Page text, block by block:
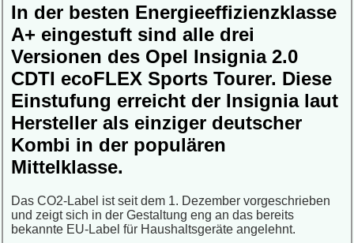
In der besten Energieeffizienzklasse
A+ eingestuft sind alle drei
Versionen des Opel Insignia 2.0
CDTI ecoFLEX Sports Tourer. Diese
Einstufung erreicht der Insignia laut
Hersteller als einziger deutscher
Kombi in der populären
Mittelklasse.
Das CO2-Label ist seit dem 1. Dezember vorgeschrieben
und zeigt sich in der Gestaltung eng an das bereits
bekannte EU-Label für Haushaltsgeräte angelehnt.